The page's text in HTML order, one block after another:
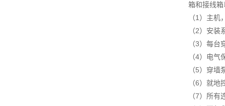
箱和接线
（1）主
（2）安
（3）每
（4）电
（5）穿
（6）就地
（7）所